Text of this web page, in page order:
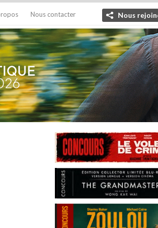
Nous contacter Nous